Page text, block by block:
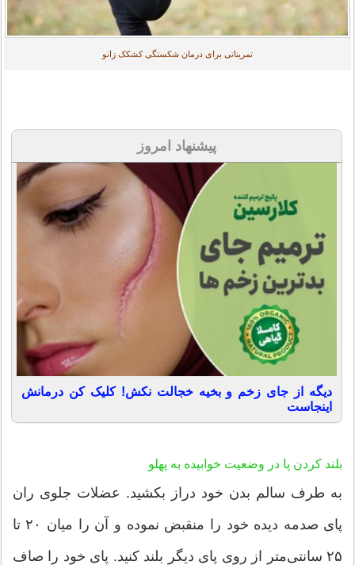
تمریناتی برای درمان شکستگی کشکک زانو
پیشنهاد امروز
دیگه از جای زخم و بخیه خجالت نکش! کلیک کن درمانش
اینجاست
بلند کردن پا در وضعیت خوابیده به پهلو
به طرف سالم بدن خود دراز بکشید. عضلات جلوی ران
پای صدمه دیده خود را منقبض نموده و آن را میان ۲۰ تا
۲۵ سانتی‌متر از روی پای دیگر بلند کنید. پای خود را صاف